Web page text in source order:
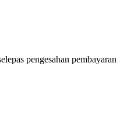
pada papan pemuka anda
ingin menonton perlawanan
pembayaran.
pengesahan pembayaran